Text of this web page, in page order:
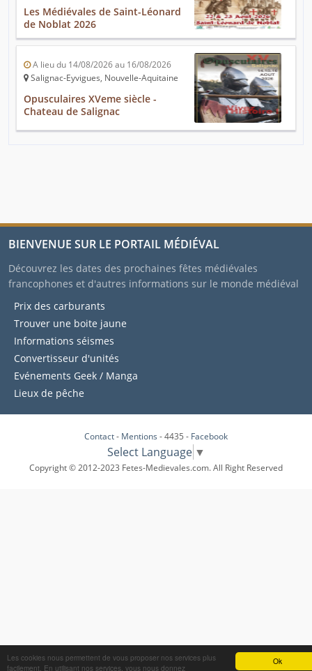
Ok
Les cookies nous permettent de vous proposer nos services plus
facilement. En utilisant nos services, vous nous donnez
Les Médiévales de Saint-Léonard
de Noblat 2026
A lieu du 14/08/2026 au 16/08/2026
Salignac-Eyvigues, Nouvelle-Aquitaine
Opusculaires XVeme siècle -
Chateau de Salignac
BIENVENUE SUR LE PORTAIL MÉDIÉVAL
Découvrez les dates des prochaines fêtes médiévales
francophones et d'autres informations sur le monde médiéval
Prix des carburants
Trouver une boite jaune
Informations séismes
Convertisseur d'unités
Evénements Geek / Manga
Lieux de pêche
Contact- Mentions - 4435 - Facebook
Select Language ▼
Copyright © 2012-2023 Fetes-Medievales.com. All Right Reserved